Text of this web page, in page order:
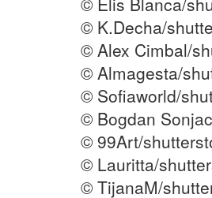
© K.Decha/
© Alex Cimbal/
© Almagesta/
© Sofiaworld/
© Bogdan
© 99Art/
© Lauritta/
© TijanaM/